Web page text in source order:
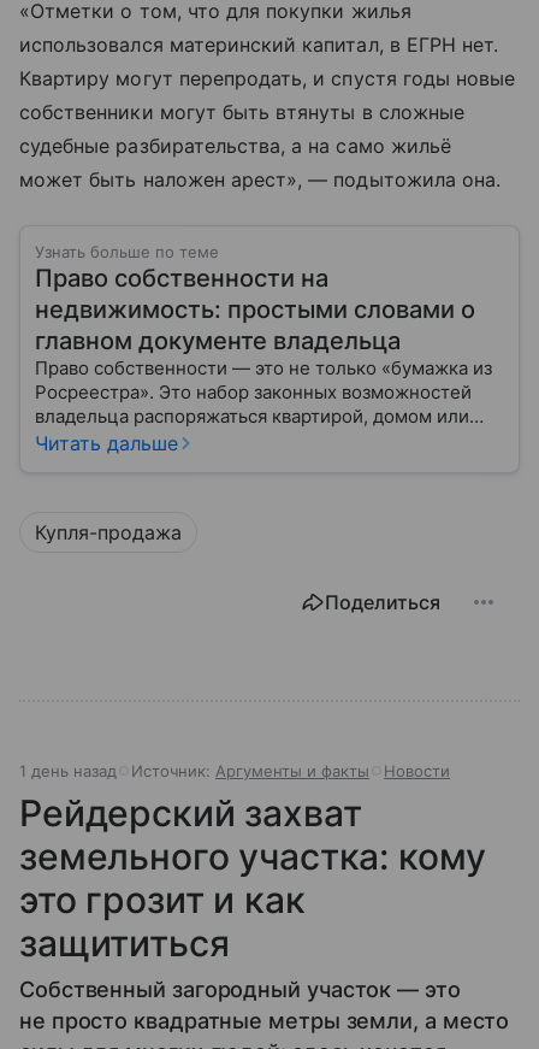
«Отметки о том, что для покупки жилья
использовался материнский капитал, в ЕГРН нет.
Квартиру могут перепродать, и спустя годы новые
собственники могут быть втянуты в сложные
судебные разбирательства, а на само жильё
может быть наложен арест», — подытожила она.
Узнать больше по теме
Право собственности на
недвижимость: простыми словами о
главном документе владельца
Право собственности — это не только «бумажка из
Росреестра». Это набор законных возможностей
владельца распоряжаться квартирой, домом или
участком: жить, сдавать, продавать, дарить,
Читать дальше
Купля-продажа
Поделиться
1 день назад Источник: Аргументы и факты Новости
Рейдерский захват
земельного участка: кому
это грозит и как
защититься
Собственный загородный участок — это
не просто квадратные метры земли, а место